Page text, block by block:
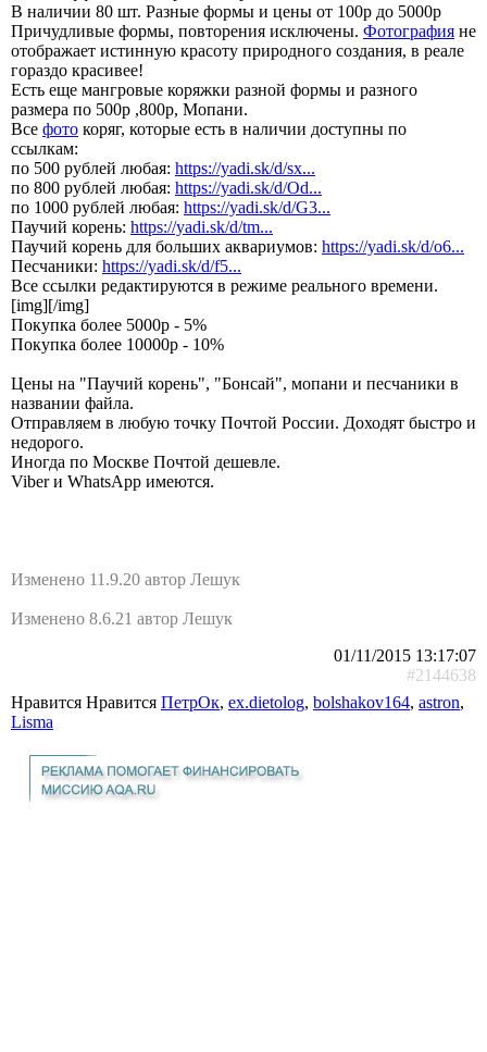
В наличии 80 шт. Разные формы и цены от 100р до 5000р
Причудливые формы, повторения исключены. Фотография не
отображает истинную красоту природного создания, в реале
гораздо красивее!
Есть еще мангровые коряжки разной формы и разного
размера по 500р ,800р, Мопани.
Все фото коряг, которые есть в наличии доступны по
ссылкам:
по 500 рублей любая: https://yadi.sk/d/sx...
по 800 рублей любая: https://yadi.sk/d/Od...
по 1000 рублей любая: https://yadi.sk/d/G3...
Паучий корень: https://yadi.sk/d/tm...
Паучий корень для больших аквариумов: https://yadi.sk/d/o6...
Песчаники: https://yadi.sk/d/f5...
Все ссылки редактируются в режиме реального времени.
[img][/img]
Покупка более 5000р - 5%
Покупка более 10000р - 10%
Цены на "Паучий корень", "Бонсай", мопани и песчаники в
названии файла.
Отправляем в любую точку Почтой России. Доходят быстро и
недорого.
Иногда по Москве Почтой дешевле.
Viber и WhatsApp имеются.
Изменено 11.9.20 автор Лешук
Изменено 8.6.21 автор Лешук
01/11/2015 13:17:07
#2144638
Нравится Нравится ПетрОк, ex.dietolog, bolshakov164, astron,
Lisma